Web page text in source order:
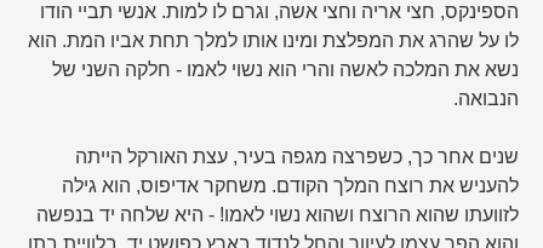
הספינקס, חצי אריה וחצי אשה, וגרם לו למות. אנשי תביי הודו
לו על שהרג את המפלצת ומינו אותו למלך תחת אביו המת. הוא
נשא את המלכה לאשה והרי הוא נשוי לאמו - חלקה השני של
הנבואה.
שנים אחר כך, כשפרצה מגפה בעיר, עצת האורקל הייתה
להעניש את רוצח המלך הקודם. משחקר אדיפוס, הוא גילה
לזוועתו שהוא הרוצח ושהוא נשוי לאמו! - היא שלחה יד בנפשה
והוא הפך עצמו לעיוור והחל לנדוד בארץ כפושט יד, בלוויית בתו